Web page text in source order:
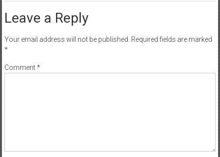
Leave a Reply
Your email address will not be published. Required fields are marked
*
Comment*